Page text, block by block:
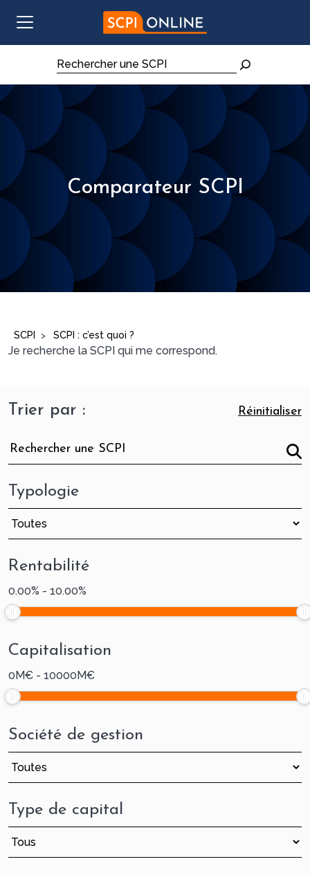
Rechercher
Comparateur SCPI
SCPI > SCPI : c’est quoi ?
Je recherche la SCPI qui me correspond.
Trier par : Réinitialiser
Typologie
Rentabilité
0.00% - 10.00%
Capitalisation
0M€ - 10000M€
Société de gestion
Type de capital